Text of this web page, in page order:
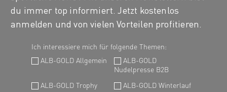
du immer top informiert. Jetzt kostenlos
anmelden und von vielen Vorteilen profitieren.